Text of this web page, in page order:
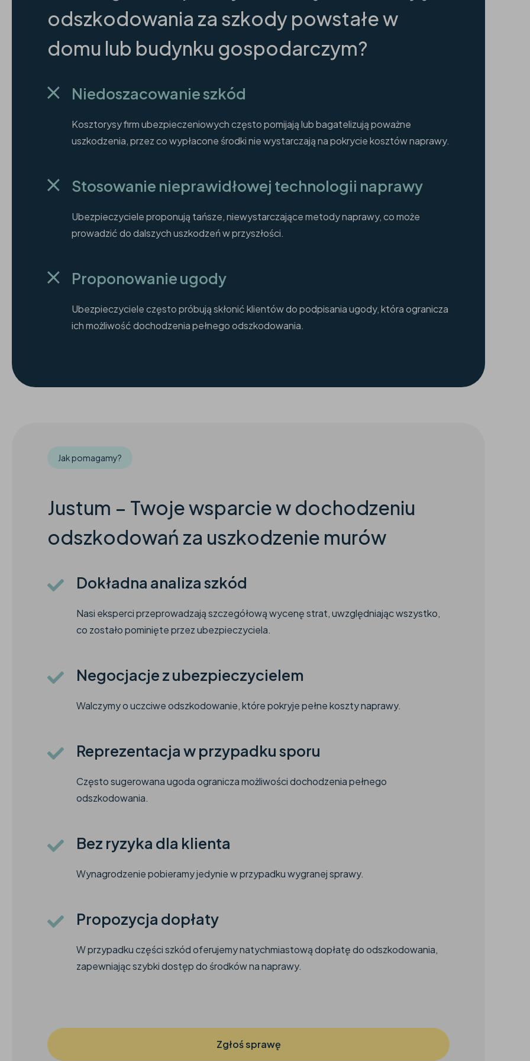
odszkodowania za szkody powstałe w
domu lub budynku gospodarczym?
Niedoszacowanie szkód
Kosztorysy firm ubezpieczeniowych często pomijają lub bagatelizują poważne
uszkodzenia, przez co wypłacone środki nie wystarczają na pokrycie kosztów naprawy.
Stosowanie nieprawidłowej technologii naprawy
Ubezpieczyciele proponują tańsze, niewystarczające metody naprawy, co może
prowadzić do dalszych uszkodzeń w przyszłości.
Proponowanie ugody
Ubezpieczyciele często próbują skłonić klientów do podpisania ugody, która ogranicza
ich możliwość dochodzenia pełnego odszkodowania.
Jak pomagamy?
Justum – Twoje wsparcie w dochodzeniu
odszkodowań za uszkodzenie murów
Dokładna analiza szkód
Nasi eksperci przeprowadzają szczegółową wycenę strat, uwzględniając wszystko,
co zostało pominięte przez ubezpieczyciela.
Negocjacje z ubezpieczycielem
Walczymy o uczciwe odszkodowanie, które pokryje pełne koszty naprawy.
Reprezentacja w przypadku sporu
Często sugerowana ugoda ogranicza możliwości dochodzenia pełnego
odszkodowania.
Bez ryzyka dla klienta
Wynagrodzenie pobieramy jedynie w przypadku wygranej sprawy.
Propozycja dopłaty
W przypadku części szkód oferujemy natychmiastową dopłatę do odszkodowania,
zapewniając szybki dostęp do środków na naprawy.
Zgłoś sprawę